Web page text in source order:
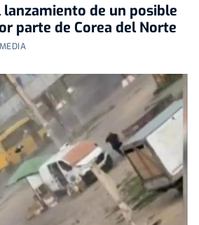
de un posible
parte de Corea del Norte